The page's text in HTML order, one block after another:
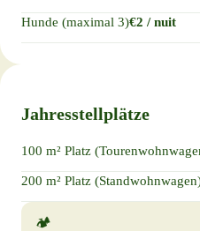
Hunde (maximal 3)€2 / nuit
Jahresstellplätze
100 m² Platz
200 m² Platz
🏕️